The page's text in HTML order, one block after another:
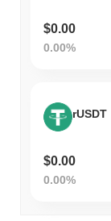
$0.00
0.00%
rUSDT
$0.00
0.00%